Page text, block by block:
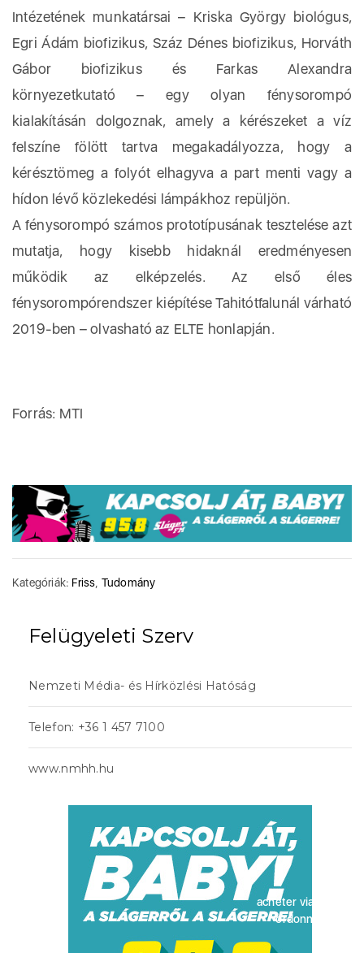
Intézetének munkatársai – Kriska György biológus,
Egri Ádám biofizikus, Száz Dénes biofizikus, Horváth
Gábor biofizikus és Farkas Alexandra
környezetkutató – egy olyan fénysorompó
kialakításán dolgoznak, amely a kérészeket a víz
felszíne fölött tartva megakadályozza, hogy a
kérésztömeg a folyót elhagyva a part menti vagy a
hídon lévő közlekedési lámpákhoz repüljön.
A fénysorompó számos prototípusának tesztelése azt
mutatja, hogy kisebb hidaknál eredményesen
működik az elképzelés. Az első éles
fénysorompórendszer kiépítése Tahitótfalunál várható
2019-ben – olvasható az ELTE honlapján.
Forrás: MTI
Kategóriák: Friss Tudomány
Felügyeleti Szerv
Nemzeti Média- és Hírközlési Hatóság
Telefon: +36 1 457 7100
www.nmhh.hu
acheter viagra sans
ordonnance